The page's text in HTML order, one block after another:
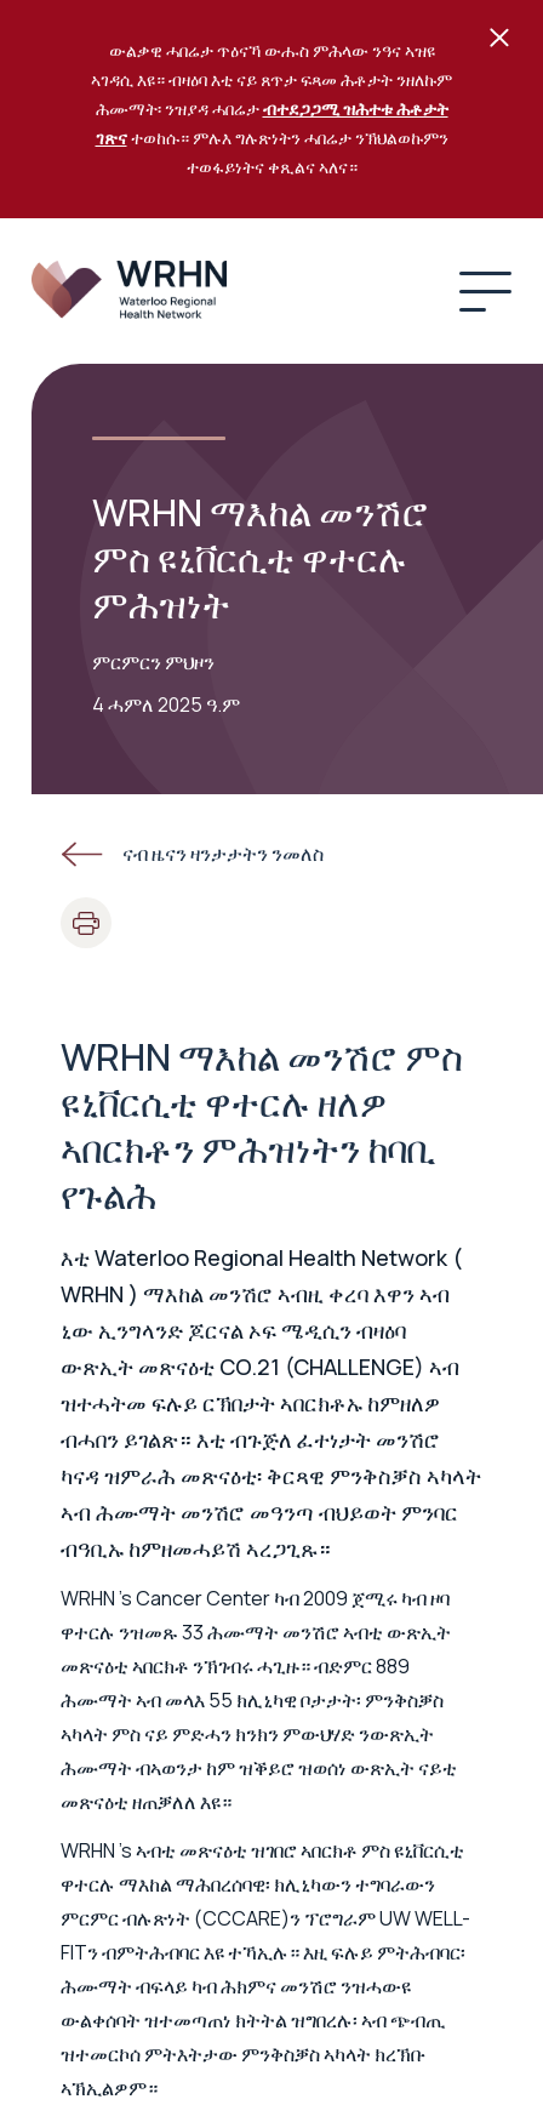
ውልቃዊ ሓበሬታ ጥዕናኻ ውሑስ ምሕላው ንዓና ኣዝዩ
ኣገዳሲ እዩ። ብዛዕባ እቲ ናይ ጸጥታ ፍጻመ ሕቶታት ንዘለኩም
ሕሙማት፡ ንዝያዳ ሓበሬታብተደጋጋሚ ዝሕተቱ ሕቶታት
ገጽናተወከሱ። ምሉእ ግሉጽነትን ሓበሬታ ንኽህልወኩምን
ተወፋይነትና ቀጺልና ኣለና።
WRHN ማእከል መንሽሮ
ምስ ዩኒቨርሲቲ ዋተርሉ
ምሕዝነት
ምርምርን ምህዞን
4 ሓምለ 2025 ዓ.ም
ናብ ዜናን ዛንታታትን ንመለስ
WRHN ማእከል መንሽሮ ምስ
ዩኒቨርሲቲ ዋተርሉ ዘለዎ
ኣበርክቶን ምሕዝነትን ከባቢ
የጉልሕ
እቲ Waterloo Regional Health Network (
WRHN ) ማእከል መንሽሮ ኣብዚ ቀረባ እዋን ኣብ
ኒው ኢንግላንድ ጆርናል ኦፍ ሜዲሲን ብዛዕባ
ውጽኢት መጽናዕቲ CO.21 (CHALLENGE) ኣብ
ዝተሓትመ ፍሉይ ርኽበታት ኣበርክቶኡ ከምዘለዎ
ብሓበን ይገልጽ። እቲ ብጉጅለ ፈተነታት መንሽሮ
ካናዳ ዝምራሕ መጽናዕቲ፡ ቅርጻዊ ምንቅስቓስ ኣካላት
ኣብ ሕሙማት መንሽሮ መዓንጣ ብህይወት ምንባር
ብዓቢኡ ከምዘመሓይሽ ኣረጋጊጹ።
WRHN 's Cancer Center ካብ 2009 ጀሚሩ ካብ ዞባ
ዋተርሉ ንዝመጹ 33 ሕሙማት መንሽሮ ኣብቲ ውጽኢት
መጽናዕቲ ኣበርክቶ ንኽገብሩ ሓጊዙ። ብድምር 889
ሕሙማት ኣብ መላእ 55 ክሊኒካዊ ቦታታት፡ ምንቅስቓስ
ኣካላት ምስ ናይ ምድሓን ክንክን ምውህሃድ ንውጽኢት
ሕሙማት ብኣወንታ ከም ዝቕይሮ ዝወሰነ ውጽኢት ናይቲ
መጽናዕቲ ዘጠቓለለ እዩ።
WRHN 's ኣብቲ መጽናዕቲ ዝገበሮ ኣበርክቶ ምስ ዩኒቨርሲቲ
ዋተርሉ ማእከል ማሕበረሰባዊ፡ ክሊኒካውን ተግባራውን
ምርምር ብሉጽነት (CCCARE)ን ፕሮግራም UW WELL-
FITን ብምትሕብባር እዩ ተኻኢሉ። እዚ ፍሉይ ምትሕብባር፡
ሕሙማት ብፍላይ ካብ ሕክምና መንሽሮ ንዝሓውዩ
ውልቀሰባት ዝተመጣጠነ ክትትል ዝግበረሉ፡ ኣብ ጭብጢ
ዝተመርኮሰ ምትእትታው ምንቅስቓስ ኣካላት ክረኽቡ
ኣኽኢልዎም።